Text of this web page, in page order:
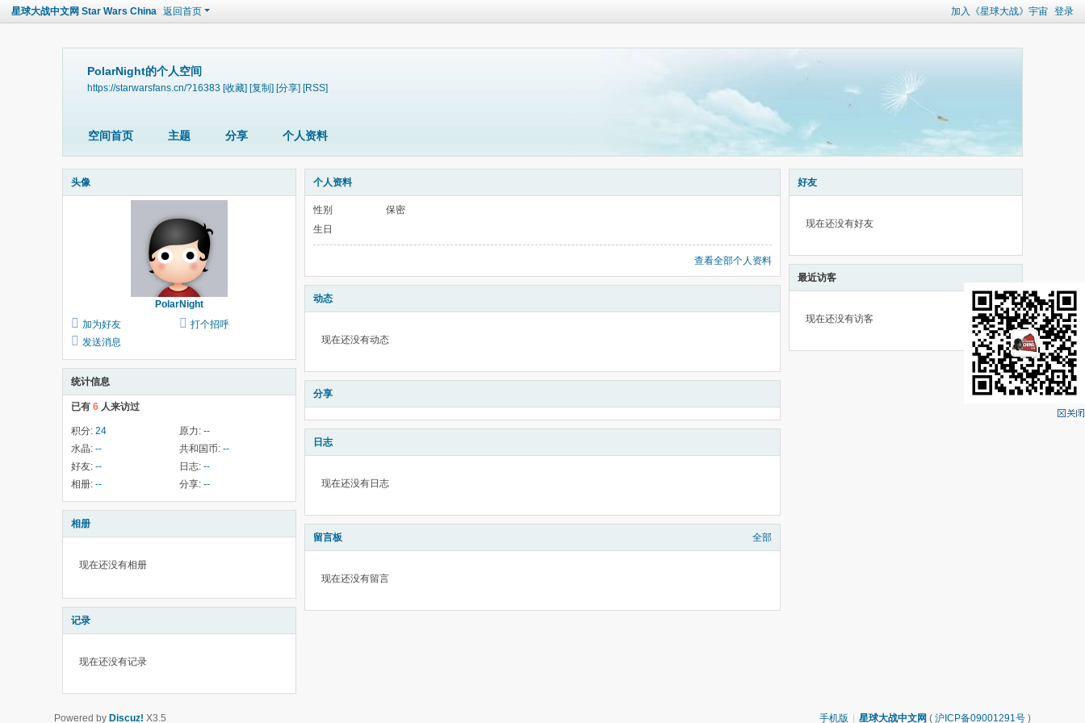
加入《星球大战》宇宙 登录
星球大战中文网 Star Wars China 返回首页
PolarNight的个人空间
https://starwarsfans.cn/?16383 [收藏] [复制] [分享] [RSS]
空间首页 主题 分享 个人资料
头像
PolarNight
加为好友
打个招呼
发送消息
统计信息
已有 6 人来访过
积分: 24 原力: --
水晶: -- 共和国币: --
好友: -- 日志: --
相册: -- 分享: --
相册
现在还没有相册
记录
现在还没有记录
个人资料
性别
保密
生日
查看全部个人资料
动态
现在还没有动态
分享
日志
现在还没有日志
留言板 全部
现在还没有留言
好友
现在还没有好友
最近访客
现在还没有访客
手机版 星球大战中文网 ( 沪ICP备09001291号 )
Powered by Discuz! X3.5